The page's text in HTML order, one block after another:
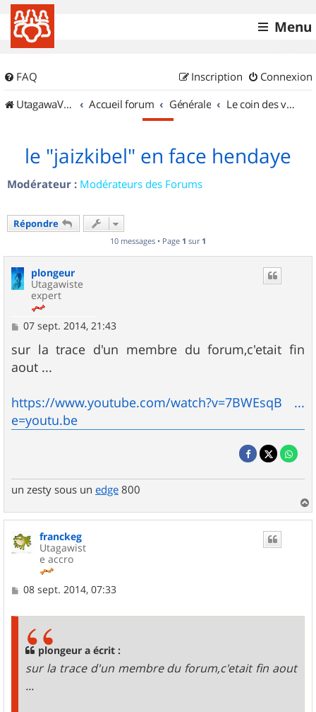
Menu
FAQ Connexion
Inscription
UtagawaVTT (Randos VTT et VTTAE avec traces GPS)
Accueil forum Générale Le coin des vidéastes
le "jaizkibel" en face hendaye
Modérateur : Modérateurs des Forums
Répondre
10 messages • Page 1 sur 1
plongeur
Utagawiste
expert
M
s
s
a
07 sept. 2014, 21:43
sur la trace d'un membre du forum,c'etait fin
aout ...
https://www.youtube.com/watch?v=7BWEsqB ...
e=youtu.be
un zesty sous un edge 800
a
u
franckeg
Utagawist
e accro
M
08 sept. 2014, 07:33
plongeur a écrit :
sur la trace d'un membre du forum,c'etait fin aout
...